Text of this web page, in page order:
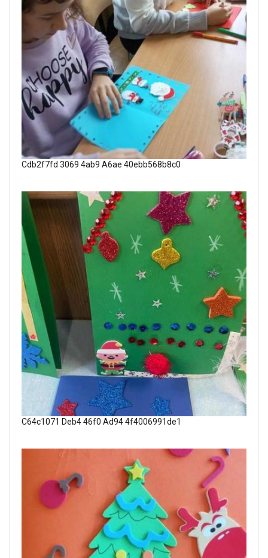
Cdb2f7fd 3069 4ab9 A6ae 40ebb568b8c0
C64c1071 Deb4 46f0 Ad94 4f4006991de1